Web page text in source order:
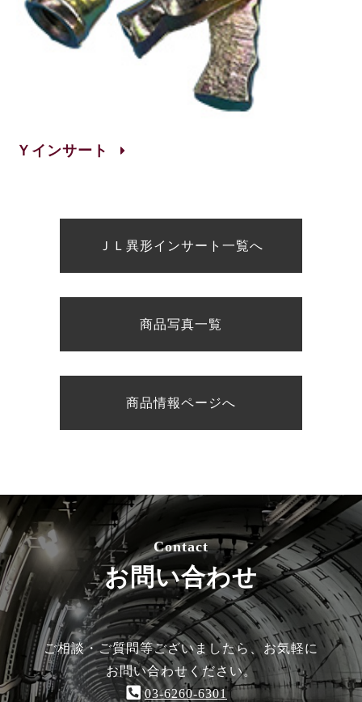
Ｙインサート
ＪＬ異形インサート一覧へ
商品写真一覧
商品情報ページへ
Contact
お問い合わせ
ご相談・ご質問等ございましたら、お気軽に
お問い合わせください。
03-6260-6301